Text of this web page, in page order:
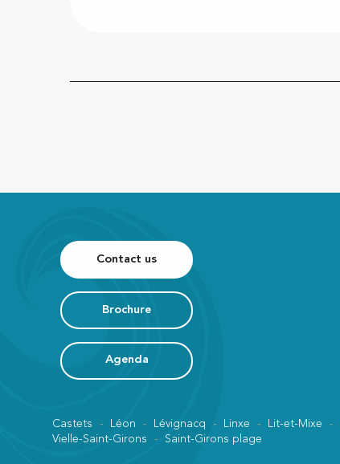
Contact us
Brochure
Agenda
Castets Léon Lévignacq Linxe Lit-et-Mixe
Vielle-Saint-Girons
Saint-Girons plage